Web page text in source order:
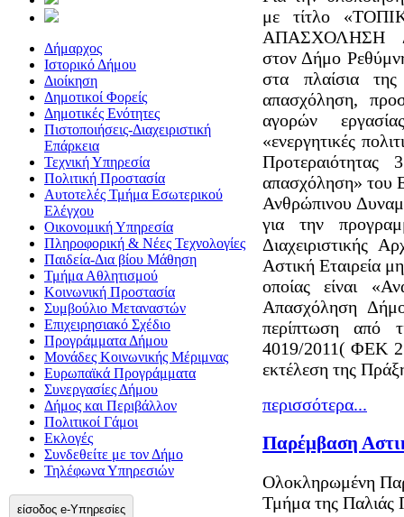
Δήμαρχος
Ιστορικό Δήμου
Διοίκηση
Δημοτικοί Φορείς
Δημοτικές Ενότητες
Πιστοποιήσεις-Διαχειριστική
Επάρκεια
Τεχνική Υπηρεσία
Πολιτική Προστασία
Αυτοτελές Τμήμα Εσωτερικού
Ελέγχου
Οικονομική Υπηρεσία
Πληροφορική & Νέες Τεχνολογίες
Παιδεία-Δια βίου Μάθηση
Τμήμα Αθλητισμού
Κοινωνική Προστασία
Συμβούλιο Μεταναστών
Επιχειρησιακό Σχέδιο
Προγράμματα Δήμου
Μονάδες Κοινωνικής Μέριμνας
Ευρωπαϊκά Προγράμματα
Συνεργασίες Δήμου
Δήμος και Περιβάλλον
Πολιτικοί Γάμοι
Εκλογές
Συνδεθείτε με τον Δήμο
Τηλέφωνα Υπηρεσιών
είσοδος e-Υπηρεσίες
με τίτλο
ΑΠΑΣΧΟΛΗΣΗ
στον Δήμο
στα πλαίσια
απασχόληση,
αγορών
«ενεργητικές
απασχόληση» του
Ανθρώπινου
για την
Διαχειριστικής
Αστική Εταιρεία
οποίας είναι
Απασχόληση
περίπτωση από
4019/2011( ΦΕΚ
εκτέλεση της
περισσότερα...
Παρέμβαση
Ολοκληρωμένη
Τμήμα της Παλιάς